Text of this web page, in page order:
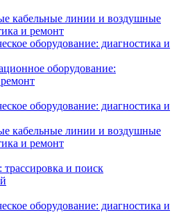
кабельные линии и воздушные
и ремонт
оборудование: диагностика и
оборудование:
оборудование: диагностика и
кабельные линии и воздушные
и ремонт
и поиск
оборудование: диагностика и